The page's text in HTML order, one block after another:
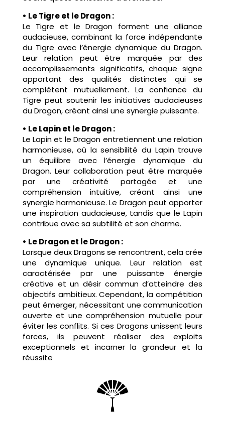
• Le Tigre et le Dragon :
Le Tigre et le Dragon forment une alliance
audacieuse, combinant la force indépendante
du Tigre avec l’énergie dynamique du Dragon.
Leur relation peut être marquée par des
accomplissements significatifs, chaque signe
apportant des qualités distinctes qui se
complètent mutuellement. La confiance du
Tigre peut soutenir les initiatives audacieuses
du Dragon, créant ainsi une synergie puissante.
• Le Lapin et le Dragon :
Le Lapin et le Dragon entretiennent une relation
harmonieuse, où la sensibilité du Lapin trouve
un équilibre avec l’énergie dynamique du
Dragon. Leur collaboration peut être marquée
par une créativité partagée et une
compréhension intuitive, créant ainsi une
synergie harmonieuse. Le Dragon peut apporter
une inspiration audacieuse, tandis que le Lapin
contribue avec sa subtilité et son charme.
• Le Dragon et le Dragon :
Lorsque deux Dragons se rencontrent, cela crée
une dynamique unique. Leur relation est
caractérisée par une puissante énergie
créative et un désir commun d’atteindre des
objectifs ambitieux. Cependant, la compétition
peut émerger, nécessitant une communication
ouverte et une compréhension mutuelle pour
éviter les conflits. Si ces Dragons unissent leurs
forces, ils peuvent réaliser des exploits
exceptionnels et incarner la grandeur et la
réussite